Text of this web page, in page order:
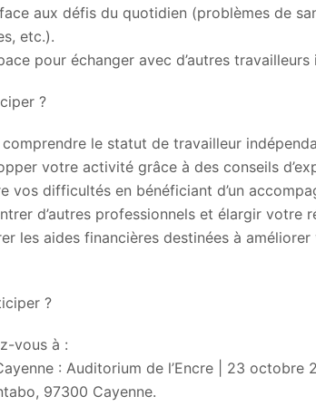
aux défis du quotidien (problèmes de
etc.).
pour échanger avec d’autres travailleurs
?
le statut de travailleur
votre activité grâce à des conseils
vos difficultés en bénéficiant d’un
d’autres professionnels et élargir votre
les aides financières destinées à
?
vous à :
: Auditorium de l’Encre | 23 octobre
97300 Cayenne.